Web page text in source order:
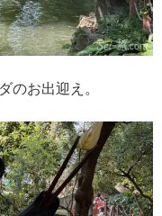
のお出迎え。